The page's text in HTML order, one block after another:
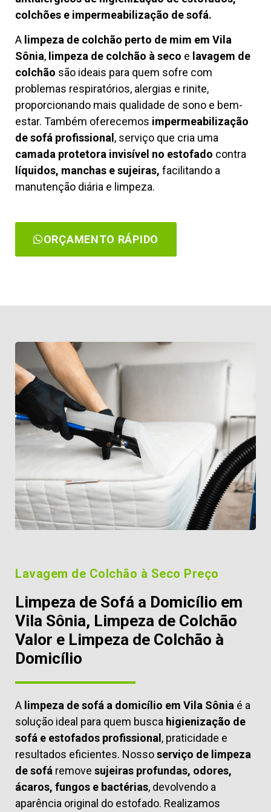
colchões e impermeabilização de sofá.
A limpeza de colchão perto de mim em Vila
Sônia, limpeza de colchão à seco e lavagem de
colchão são ideais para quem sofre com
problemas respiratórios, alergias e rinite,
proporcionando mais qualidade de sono e bem-
estar. Também oferecemos impermeabilização
de sofá profissional , serviço que cria uma
camada protetora invisível no estofado contra
líquidos, manchas e sujeiras, facilitando a
manutenção diária e limpeza.
ORÇAMENTO RÁPIDO
Lavagem de Colchão à Seco Preço
Limpeza de Sofá a Domicílio em
Vila Sônia, Limpeza de Colchão
Valor e Limpeza de Colchão à
Domicílio
A limpeza de sofá a domicílio em Vila Sônia é a
solução ideal para quem busca higienização de
sofá e estofados profissional, praticidade e
resultados eficientes. Nossoserviço de limpeza
de sofá remove sujeiras profundas, odores,
ácaros, fungos e bactérias, devolvendo a
aparência original do estofado. Realizamos